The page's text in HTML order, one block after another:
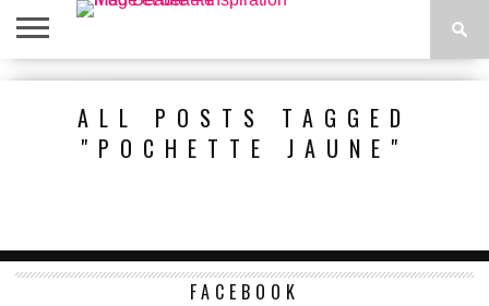
ACCUEIL
ALL POSTS TAGGED
"POCHETTE JAUNE"
FACEBOOK